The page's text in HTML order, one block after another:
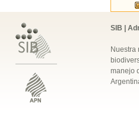
SIB |
Nuestra
manejo